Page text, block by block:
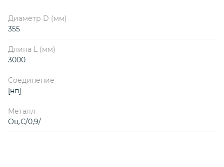
Диаметр D (мм)
355
Длина L (мм)
3000
Соединение
[нп]
Металл
Оц.С/0,9/